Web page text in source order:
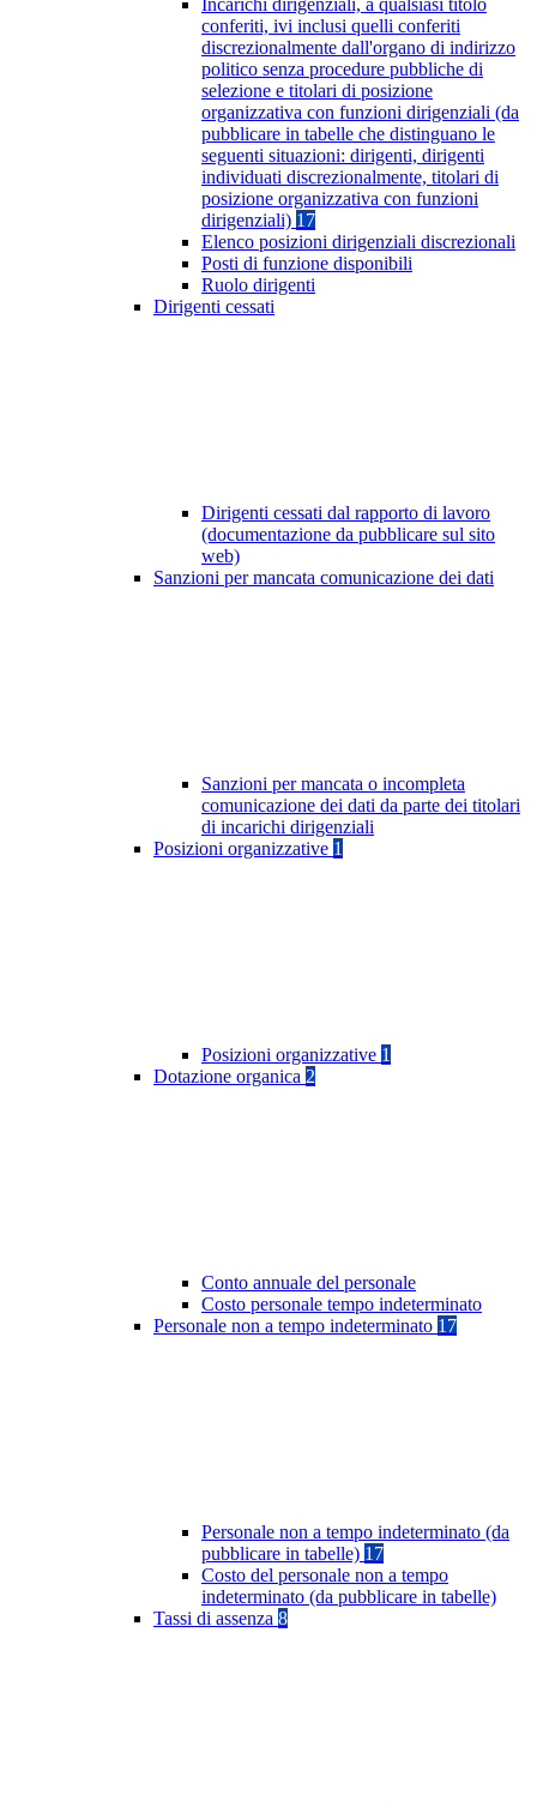
Incarichi dirigenziali, a qualsiasi titolo
conferiti, ivi inclusi quelli conferiti
discrezionalmente dall'organo di indirizzo
politico senza procedure pubbliche di
selezione e titolari di posizione
organizzativa con funzioni dirigenziali (da
pubblicare in tabelle che distinguano le
seguenti situazioni: dirigenti, dirigenti
individuati discrezionalmente, titolari di
posizione organizzativa con funzioni
dirigenziali) 17
Elenco posizioni dirigenziali discrezionali
Posti di funzione disponibili
Ruolo dirigenti
Dirigenti cessati
Dirigenti cessati dal rapporto di lavoro
(documentazione da pubblicare sul sito
web)
Sanzioni per mancata comunicazione dei dati
Sanzioni per mancata o incompleta
comunicazione dei dati da parte dei titolari
di incarichi dirigenziali
Posizioni organizzative 1
Posizioni organizzative 1
Dotazione organica 2
Conto annuale del personale
Costo personale tempo indeterminato
Personale non a tempo indeterminato 17
Personale non a tempo indeterminato (da
pubblicare in tabelle) 17
Costo del personale non a tempo
indeterminato (da pubblicare in tabelle)
Tassi di assenza 8